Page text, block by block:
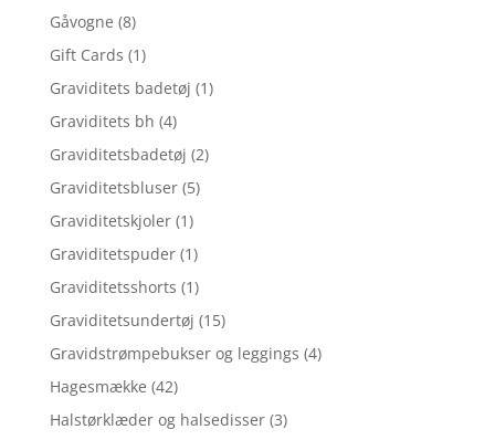
Gåvogne (8)
Gift Cards (1)
Graviditets badetøj (1)
Graviditets bh (4)
Graviditetsbadetøj (2)
Graviditetsbluser (5)
Graviditetskjoler (1)
Graviditetspuder (1)
Graviditetsshorts (1)
Graviditetsundertøj (15)
Gravidstrømpebukser og leggings (4)
Hagesmække (42)
Halstørklæder og halsedisser (3)